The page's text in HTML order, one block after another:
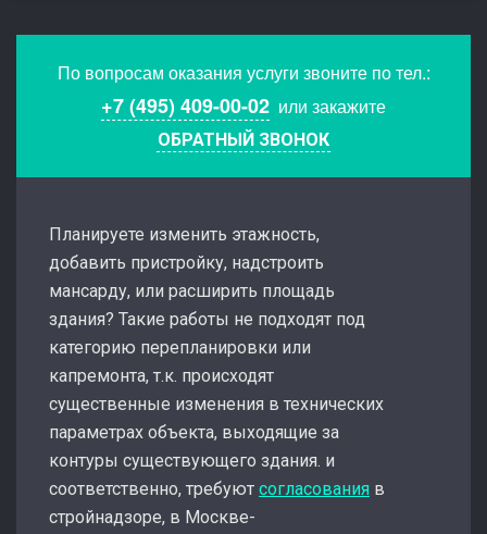
По вопросам оказания услуги звоните по тел.:
+7 (495) 409-00-02 или закажите
ОБРАТНЫЙ ЗВОНОК
Планируете изменить этажность,
добавить пристройку, надстроить
мансарду, или расширить площадь
здания? Такие работы не подходят под
категорию перепланировки или
капремонта, т.к. происходят
существенные изменения в технических
параметрах объекта, выходящие за
контуры существующего здания. и
соответственно, требуют согласования в
стройнадзоре, в Москве-